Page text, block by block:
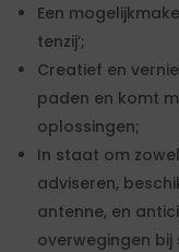
Een
tenzij’;
Creatief en
paden en komt
oplossingen;
In staat om
adviseren,
antenne, en
overwegingen